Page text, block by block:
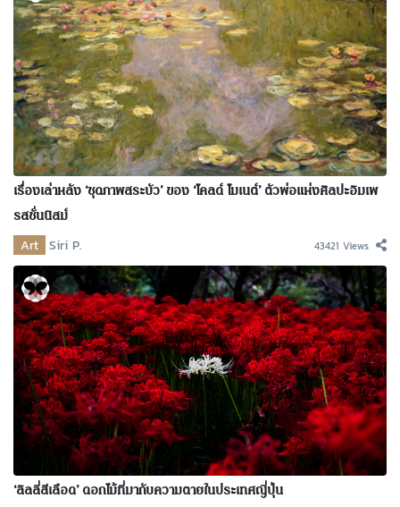
เรื่องเล่าหลัง ‘ชุดภาพสระบัว’ ของ ‘โคลด์ โมเนต์’ ตัวพ่อแห่งศิลปะอิมเพ
รสชั่นนิสม์
Art Siri P. 43421 Views
‘ลิลลี่สีเลือด’ ดอกไม้ที่มากับความตายในประเทศญี่ปุ่น